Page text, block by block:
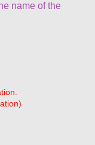
name of the